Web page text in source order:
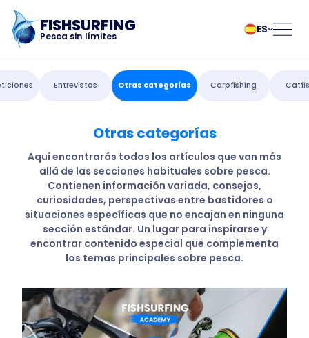
FISHSURFING
Pesca sin límites
ES
български
Čeština
Deutsch
English
Español
Français
Magyar
Nederlands
Norsk
Pусский
Slovenčina
Suomalainen
Svenska
Türk
Українська
Blog
Acerca de la
aplicación
Fishsurfing
Entrevistas Otras categorías Carpfishing
Otras categorías
Aquí encontrarás todos los artículos que van más
allá de las secciones habituales sobre pesca.
Contienen información variada, consejos,
curiosidades, perspectivas entre bastidores o
situaciones específicas que no encajan en ninguna
sección estándar. Un lugar para inspirarse y
encontrar contenido especial que complementa
los temas principales sobre pesca.